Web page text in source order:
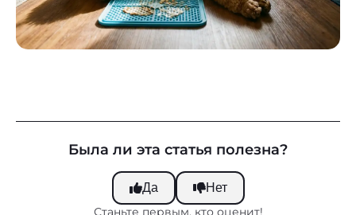
Была ли эта статья полезна?
Да Нет
Станьте первым, кто оценит!